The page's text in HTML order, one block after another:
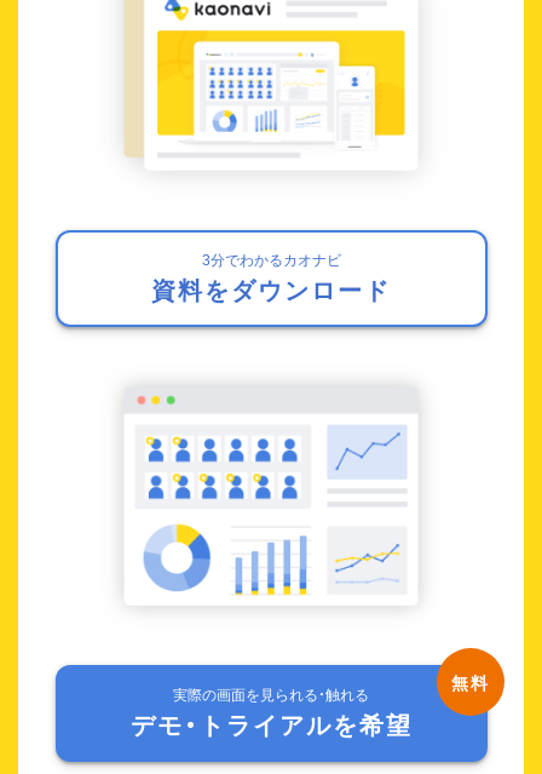
3分でわかるカオナビ
資料をダウンロード
実際の画面を見られる・触れる
デモ・トライアルを希望